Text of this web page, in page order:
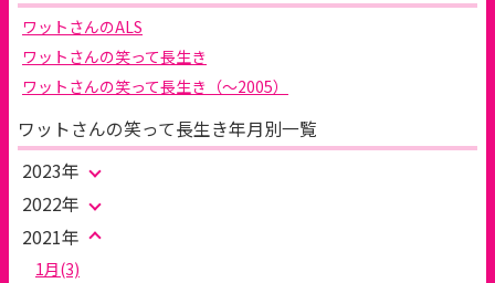
ワットさんのALS
ワットさんの笑って長生き
ワットさんの笑って長生き（～2005）
ワットさんの笑って長生き年月別一覧
2023年
2022年
2021年
1月(3)